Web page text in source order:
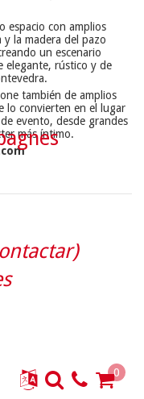
espacio con amplios
y la madera del pazo
un escenario
elegante, rústico y de
también de amplios
lo convierten en el lugar
evento, desde grandes
más íntimo.
0